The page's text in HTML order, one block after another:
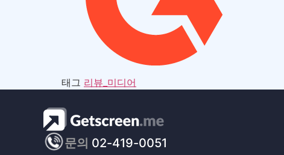
태그 리뷰_미디어
문의 02-419-0051